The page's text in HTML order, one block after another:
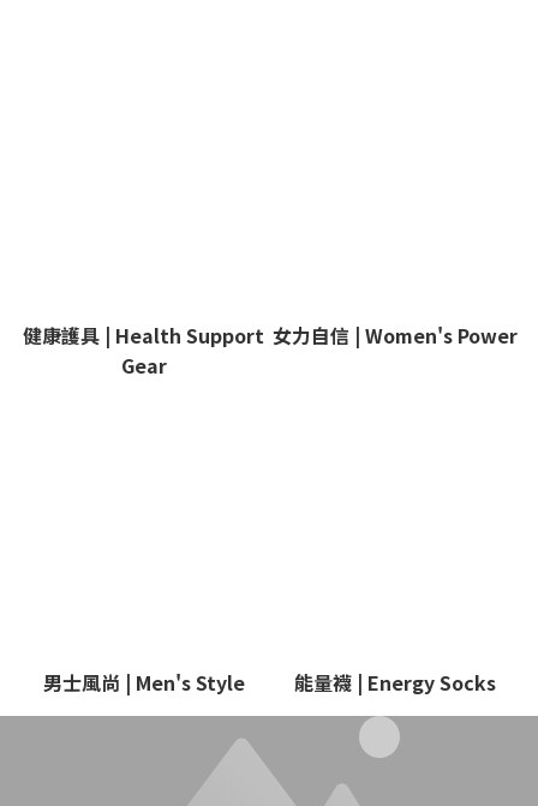
健康護具 | Health Support
Gear
女力自信 | Women's Power
男士風尚 | Men's Style 能量襪 | Energy Socks